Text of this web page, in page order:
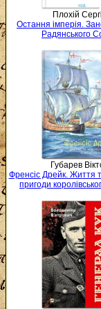
Плохій
Остання імперія.
Радянського
Губарев
Френсіс Дрейк. Життя
пригоди